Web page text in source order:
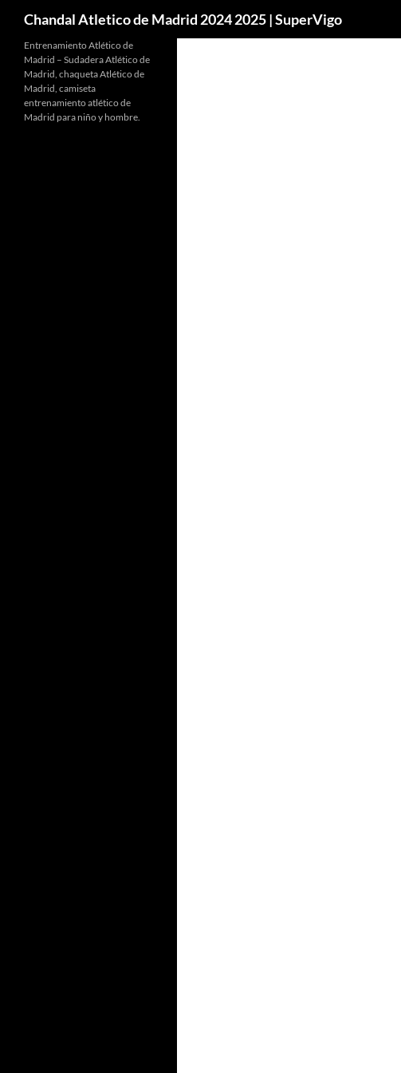
Chandal Atletico de Madrid 2024 2025 | SuperVigo
Entrenamiento Atlético de
Madrid – Sudadera Atlético de
Madrid, chaqueta Atlético de
Madrid, camiseta
entrenamiento atlético de
Madrid para niño y hombre.